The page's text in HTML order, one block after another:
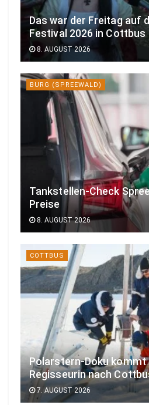
Das war der Freitag auf
Festival 2026 in Cottbus
8. AUGUST 2026
BURG (SPREEWALD)
Tankstellen-Check
Preise
8. AUGUST 2026
COTTBUS
Polarstern-Doku kommt
Regisseurin nach
7. AUGUST 2026